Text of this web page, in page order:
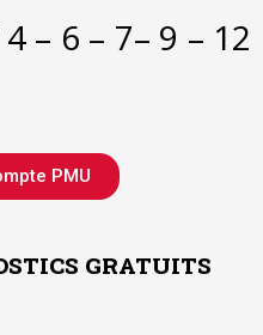
– 6 – 7– 9 – 12
PMU
GRATUITS
Août 9, 2026
quinté